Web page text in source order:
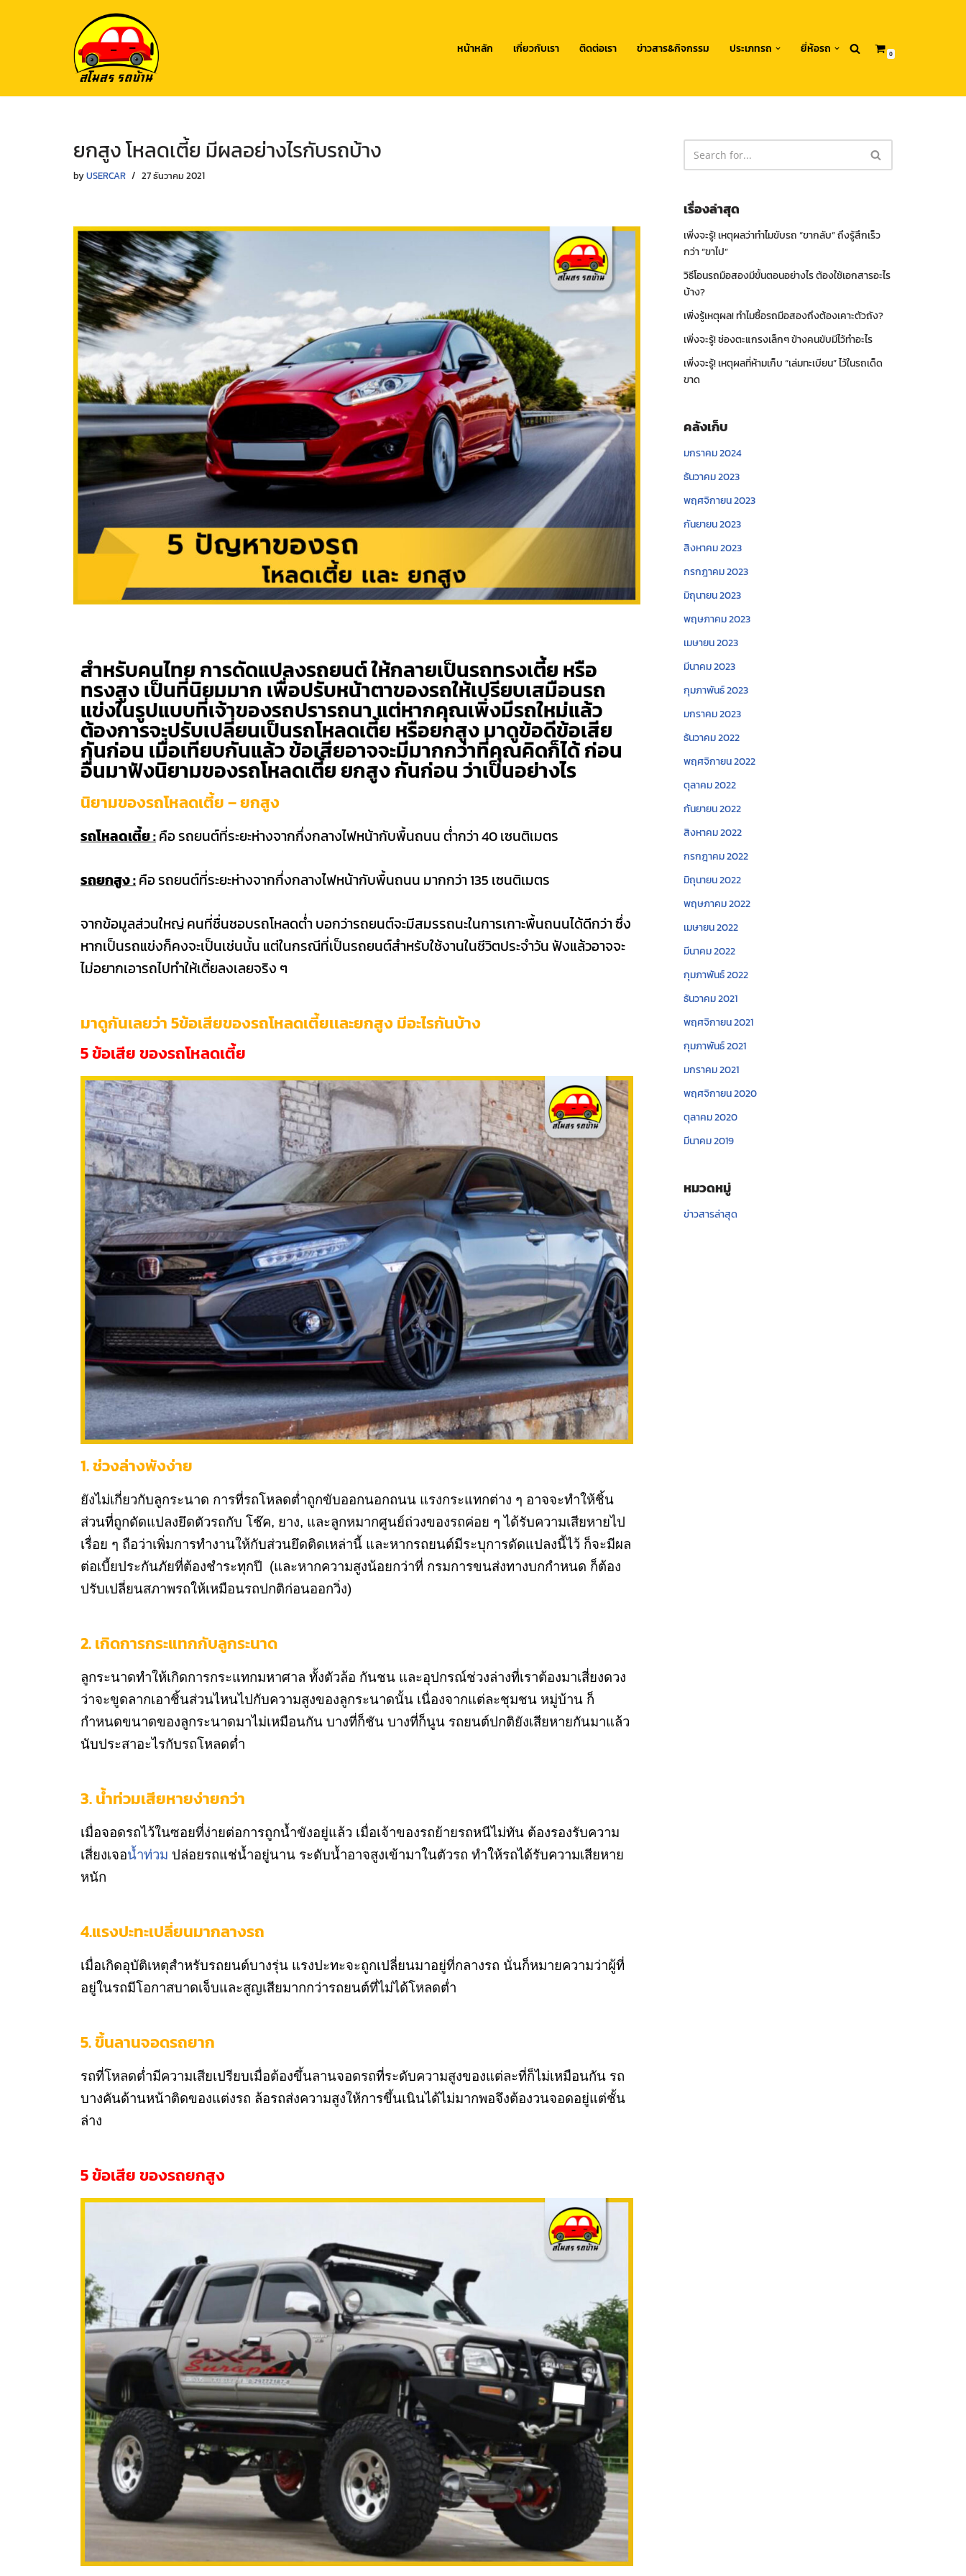
หน้าหลัก เกี่ยวกับเรา ติดต่อเรา ข่าวสาร&กิจกรรม ประเภทรถ ยี่ห้อรถ 0
ยกสูง โหลดเตี้ย มีผลอย่างไรกับรถบ้าง
byUSERCAR 27 ธันวาคม 2021
สำหรับคนไทย การดัดแปลงรถยนต์ ให้กลายเป็นรถทรงเตี้ย หรือ
ทรงสูง เป็นที่นิยมมาก เพื่อปรับหน้าตาของรถให้เปรียบเสมือนรถ
แข่งในรูปแบบที่เจ้าของรถปรารถนา แต่หากคุณเพิ่งมีรถใหม่แล้ว
ต้องการจะปรับเปลี่ยนเป็นรถโหลดเตี้ย หรือยกสูง มาดูข้อดีข้อเสีย
กันก่อน เมื่อเทียบกันแล้ว ข้อเสียอาจจะมีมากกว่าที่คุณคิดก็ได้ ก่อน
อื่นมาฟังนิยามของรถโหลดเตี้ย ยกสูง กันก่อน ว่าเป็นอย่างไร
นิยามของรถโหลดเตี้ย – ยกสูง
รถโหลดเตี้ย:คือ รถยนต์ที่ระยะห่างจากกึ่งกลางไฟหน้ากับพื้นถนน ต่ำกว่า 40 เซนติเมตร
รถยกสูง:คือ รถยนต์ที่ระยะห่างจากกึ่งกลางไฟหน้ากับพื้นถนน มากกว่า 135 เซนติเมตร
จากข้อมูลส่วนใหญ่ คนที่ชื่นชอบรถโหลดต่ำ บอกว่ารถยนต์จะมีสมรรถนะในการเกาะพื้นถนนได้ดีกว่า ซึ่ง
หากเป็นรถแข่งก็คงจะเป็นเช่นนั้น แต่ในกรณีที่เป็นรถยนต์สำหรับใช้งานในชีวิตประจำวัน ฟังแล้วอาจจะ
ไม่อยากเอารถไปทำให้เตี้ยลงเลยจริง ๆ
มาดูกันเลยว่า 5ข้อเสียของรถโหลดเตี้ยเเละยกสูง มีอะไรกันบ้าง
5 ข้อเสีย ของรถโหลดเตี้ย
1. ช่วงล่างพังง่าย
ยังไม่เกี่ยวกับลูกระนาด การที่รถโหลดต่ำถูกขับออกนอกถนน แรงกระแทกต่าง ๆ อาจจะทำให้ชิ้น
ส่วนที่ถูกดัดแปลงยึดตัวรถกับ โช๊ค, ยาง, และลูกหมากศูนย์ถ่วงของรถค่อย ๆ ได้รับความเสียหายไป
เรื่อย ๆ ถือว่าเพิ่มการทำงานให้กับส่วนยึดติดเหล่านี้ และหากรถยนต์มีระบุการดัดแปลงนี้ไว้ ก็จะมีผล
ต่อเบี้ยประกันภัยที่ต้องชำระทุกปี (และหากความสูงน้อยกว่าที่ กรมการขนส่งทางบกกำหนด ก็ต้อง
ปรับเปลี่ยนสภาพรถให้เหมือนรถปกติก่อนออกวิ่ง)
2. เกิดการกระแทกกับลูกระนาด
ลูกระนาดทำให้เกิดการกระแทกมหาศาล ทั้งตัวล้อ กันชน และอุปกรณ์ช่วงล่างที่เราต้องมาเสี่ยงดวง
ว่าจะขูดลากเอาชิ้นส่วนไหนไปกับความสูงของลูกระนาดนั้น เนื่องจากแต่ละชุมชน หมู่บ้าน ก็
กำหนดขนาดของลูกระนาดมาไม่เหมือนกัน บางที่ก็ชัน บางที่ก็นูน รถยนต์ปกติยังเสียหายกันมาแล้ว
นับประสาอะไรกับรถโหลดต่ำ
3. น้ำท่วมเสียหายง่ายกว่า
เมื่อจอดรถไว้ในซอยที่ง่ายต่อการถูกน้ำขังอยู่แล้ว เมื่อเจ้าของรถย้ายรถหนีไม่ทัน ต้องรองรับความ
เสี่ยงเจอน้ำท่วม ปล่อยรถแช่น้ำอยู่นาน ระดับน้ำอาจสูงเข้ามาในตัวรถ ทำให้รถได้รับความเสียหาย
หนัก
4.แรงปะทะเปลี่ยนมากลางรถ
เมื่อเกิดอุบัติเหตุสำหรับรถยนต์บางรุ่น แรงปะทะจะถูกเปลี่ยนมาอยู่ที่กลางรถ นั่นก็หมายความว่าผู้ที่
อยู่ในรถมีโอกาสบาดเจ็บและสูญเสียมากกว่ารถยนต์ที่ไม่ได้โหลดต่ำ
5. ขึ้นลานจอดรถยาก
รถที่โหลดต่ำมีความเสียเปรียบเมื่อต้องขึ้นลานจอดรถที่ระดับความสูงของแต่ละที่ก็ไม่เหมือนกัน รถ
บางคันด้านหน้าติดของแต่งรถ ล้อรถส่งความสูงให้การขึ้นเนินได้ไม่มากพอจึงต้องวนจอดอยู่แต่ชั้น
ล่าง
5 ข้อเสีย ของรถยกสูง
เรื่องล่าสุด
เพิ่งจะรู้! เหตุผลว่าทำไมขับรถ “ขากลับ” ถึงรู้สึกเร็ว
กว่า “ขาไป”
วิธีโอนรถมือสองมีขั้นตอนอย่างไร ต้องใช้เอกสารอะไร
บ้าง?
เพิ่งรู้เหตุผล! ทำไมซื้อรถมือสองถึงต้องเคาะตัวถัง?
เพิ่งจะรู้! ช่องตะแกรงเล็กๆ ข้างคนขับมีไว้ทำอะไร
เพิ่งจะรู้! เหตุผลที่ห้ามเก็บ “เล่มทะเบียน” ไว้ในรถเด็ด
ขาด
คลังเก็บ
มกราคม 2024
ธันวาคม 2023
พฤศจิกายน 2023
กันยายน 2023
สิงหาคม 2023
กรกฎาคม 2023
มิถุนายน 2023
พฤษภาคม 2023
เมษายน 2023
มีนาคม 2023
กุมภาพันธ์ 2023
มกราคม 2023
ธันวาคม 2022
พฤศจิกายน 2022
ตุลาคม 2022
กันยายน 2022
สิงหาคม 2022
กรกฎาคม 2022
มิถุนายน 2022
พฤษภาคม 2022
เมษายน 2022
มีนาคม 2022
กุมภาพันธ์ 2022
ธันวาคม 2021
พฤศจิกายน 2021
กุมภาพันธ์ 2021
มกราคม 2021
พฤศจิกายน 2020
ตุลาคม 2020
มีนาคม 2019
หมวดหมู่
ข่าวสารล่าสุด